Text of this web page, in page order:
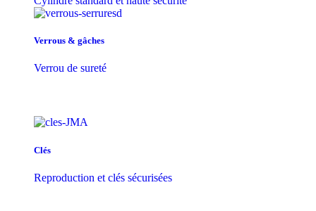
Verrous & gâches
Verrou de sureté
Clés
Reproduction et clés sécurisées